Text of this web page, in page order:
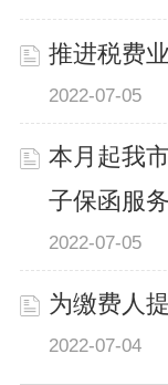
推进税费
2022-07-05
本月起我
子保函服务
2022-07-05
为缴费人
2022-07-04